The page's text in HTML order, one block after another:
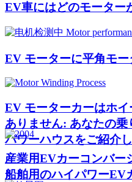
EV車にはどのモーター
EV モーターに平角モ
EV モーターカーはホ
ありません: あなたの
パワーハウスをご紹介
産業用EVカーコンバー
船舶用のハイパワーEV